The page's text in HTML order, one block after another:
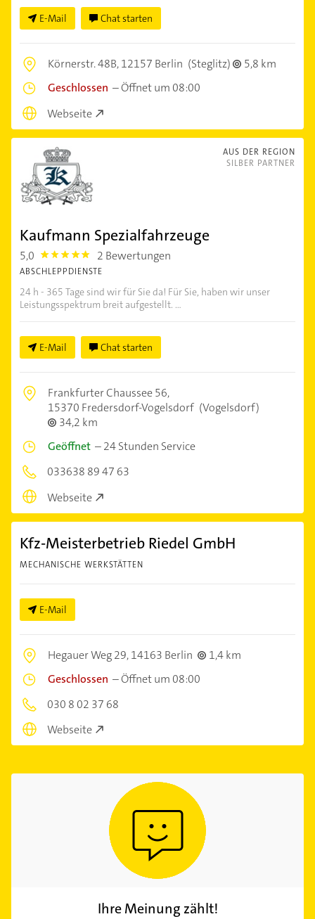
E-Mail Chat starten
Körnerstr. 48B,12157 Berlin (Steglitz)
5,8 km
Geschlossen –Öffnet um 08:00
Webseite
AUS DER REGION
SILBER PARTNER
Kaufmann Spezialfahrzeuge
5,0 5.0 2 Bewertungen
ABSCHLEPPDIENSTE
24 h - 365 Tage sind wir für Sie da! Für Sie, haben wir unser
Leistungsspektrum breit aufgestellt. ...
E-Mail Chat starten
Frankfurter Chaussee 56,
15370 Fredersdorf-Vogelsdorf (Vogelsdorf)
34,2 km
Geöffnet –24 Stunden Service
033638 89 47 63
Webseite
Kfz-Meisterbetrieb Riedel GmbH
MECHANISCHE WERKSTÄTTEN
E-Mail
Hegauer Weg 29,14163 Berlin
1,4 km
Geschlossen –Öffnet um 08:00
030 8 02 37 68
Webseite
Ihre Meinung zählt!